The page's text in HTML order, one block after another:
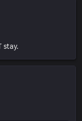
stay.